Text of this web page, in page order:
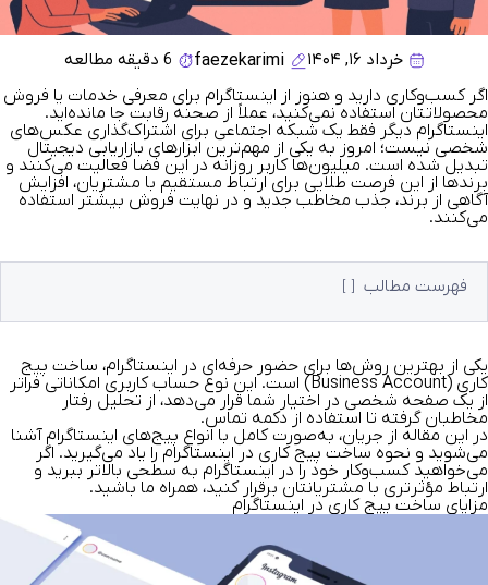
خرداد ۱۶, ۱۴۰۴ faezekarimi
6 دقیقه مطالعه
اگر کسب‌وکاری دارید و هنوز از اینستاگرام برای معرفی خدمات یا فروش
محصولاتتان استفاده نمی‌کنید، عملاً از صحنه رقابت جا مانده‌اید.
اینستاگرام دیگر فقط یک شبکه اجتماعی برای اشتراک‌گذاری عکس‌های
شخصی نیست؛ امروز به یکی از مهم‌ترین ابزارهای بازاریابی دیجیتال
تبدیل شده است. میلیون‌ها کاربر روزانه در این فضا فعالیت می‌کنند و
برندها از این فرصت طلایی برای ارتباط مستقیم با مشتریان، افزایش
آگاهی از برند، جذب مخاطب جدید و در نهایت فروش بیشتر استفاده
می‌کنند.
فهرست مطالب
یکی از بهترین روش‌ها برای حضور حرفه‌ای در اینستاگرام، ساخت پیج
کاری (Business Account) است. این نوع حساب کاربری امکاناتی فراتر
از یک صفحه شخصی در اختیار شما قرار می‌دهد، از تحلیل رفتار
مخاطبان گرفته تا استفاده از دکمه تماس.
در این مقاله از جریان، به‌صورت کامل با انواع پیج‌های اینستاگرام آشنا
می‌شوید و نحوه ساخت پیج کاری در اینستاگرامرا یاد می‌گیرید. اگر
می‌خواهید کسب‌وکار خود را در اینستاگرام به سطحی بالاتر ببرید و
ارتباط مؤثرتری با مشتریانتان برقرار کنید، همراه ما باشید.
مزایای ساخت پیج کاری در اینستاگرام